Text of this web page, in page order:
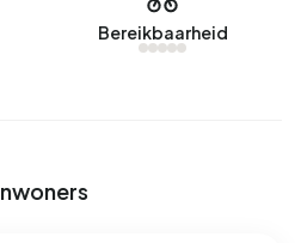
Centrum 2.470 kWh aan
ligt het 12% lager dan het
Bereikbaarheid